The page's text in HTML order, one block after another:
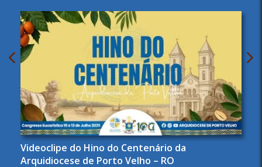
Videoclipe do Hino do Centenário da
Arquidiocese de Porto Velho – RO